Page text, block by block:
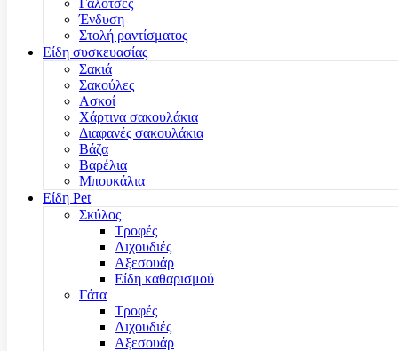
Ένδυση
Στολή ραντίσματος
Είδη συσκευασίας
Σακιά
Σακούλες
Ασκοί
Χάρτινα σακουλάκια
Διαφανές σακουλάκια
Βάζα
Βαρέλια
Μπουκάλια
Είδη Pet
Σκύλος
Τροφές
Λιχουδιές
Αξεσουάρ
Είδη καθαρισμού
Γάτα
Τροφές
Λιχουδιές
Αξεσουάρ